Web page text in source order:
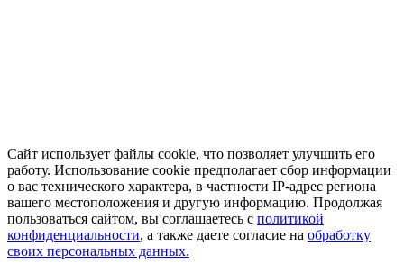
Сайт использует файлы cookie, что позволяет улучшить его
работу. Использование cookie предполагает сбор информации
о вас технического характера, в частности IP-адрес региона
вашего местоположения и другую информацию. Продолжая
пользоваться сайтом, вы соглашаетесь с политикой
конфиденциальности, а также даете согласие на обработку
своих персональных данных.